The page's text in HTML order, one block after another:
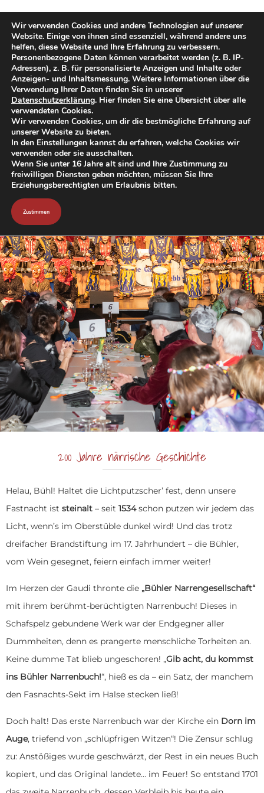
200 Jahre närrische Geschichte
Helau, Bühl! Haltet die Lichtputzscher’ fest, denn unsere
Fastnacht ist steinalt – seit 1534schon putzen wir jedem das
Licht, wenn’s im Oberstüble dunkel wird! Und das trotz
dreifacher Brandstiftung im 17. Jahrhundert – die Bühler,
vom Wein gesegnet, feiern einfach immer weiter!
Im Herzen der Gaudi thronte die „Bühler Narrengesellschaft“
mit ihrem berühmt-berüchtigten Narrenbuch! Dieses in
Schafspelz gebundene Werk war der Endgegner aller
Dummheiten, denn es prangerte menschliche Torheiten an.
Keine dumme Tat blieb ungeschoren! „Gib acht, du kommst
ins Bühler Narrenbuch!“, hieß es da – ein Satz, der manchem
den Fasnachts-Sekt im Halse stecken ließ!
Doch halt! Das erste Narrenbuch war der Kirche ein Dorn im
Auge, triefend von „schlüpfrigen Witzen“! Die Zensur schlug
zu: Anstößiges wurde geschwärzt, der Rest in ein neues Buch
kopiert, und das Original landete… im Feuer! So entstand 1701
Wir verwenden Cookies und andere Technologien auf unserer
Website. Einige von ihnen sind essenziell, während andere uns
helfen, diese Website und Ihre Erfahrung zu verbessern.
Personenbezogene Daten können verarbeitet werden (z. B. IP-
Adressen), z. B. für personalisierte Anzeigen und Inhalte oder
Anzeigen- und Inhaltsmessung. Weitere Informationen über die
Verwendung Ihrer Daten finden Sie in unserer
Datenschutzerklärung. Hier finden Sie eine Übersicht über alle
verwendeten Cookies.
Wir verwenden Cookies, um dir die bestmögliche Erfahrung auf
unserer Website zu bieten.
In den Einstellungen kannst du erfahren, welche Cookies wir
verwenden oder sie ausschalten.
Wenn Sie unter 16 Jahre alt sind und Ihre Zustimmung zu
freiwilligen Diensten geben möchten, müssen Sie Ihre
Erziehungsberechtigten um Erlaubnis bitten.
Zustimmen